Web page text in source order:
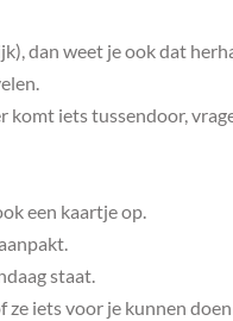
dan weet je ook dat
komt iets tussendoor,
een kaartje op.
staat.
iets voor je kunnen